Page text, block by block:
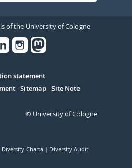
of the University of Cologne
statement
Sitemap Site Note
© University of Cologne
Diversity Charta Diversity Audit